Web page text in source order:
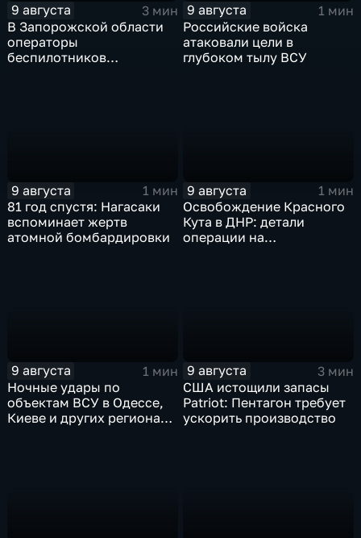
9 августа
3 мин
В Запорожской области
операторы
беспилотников
9 августа
1 мин
Российские войска
атаковали цели в
глубоком тылу ВСУ
9 августа
1 мин
81 год спустя: Нагасаки
вспоминает жертв
атомной бомбардировки
9 августа
1 мин
Освобождение Красного
Кута в ДНР: детали
операции на
9 августа
1 мин
Ночные удары по
объектам ВСУ в Одессе,
Киеве и других регионах
9 августа
3 мин
США истощили запасы
Patriot: Пентагон требует
ускорить производство